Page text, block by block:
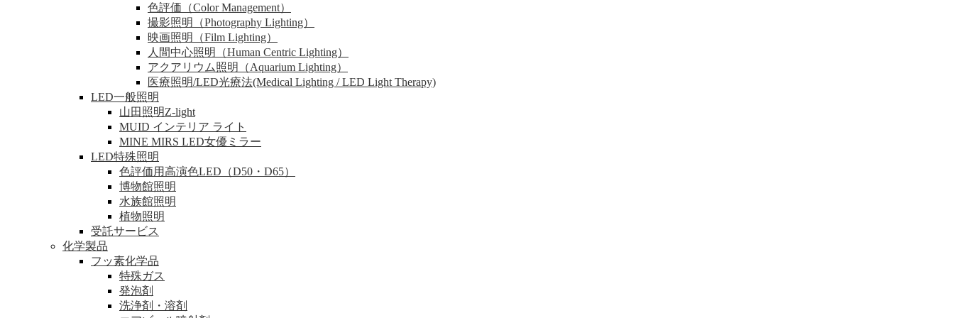
色評価（Color Management）
撮影照明（Photography Lighting）
映画照明（Film Lighting）
人間中心照明（Human Centric Lighting）
アクアリウム照明（Aquarium Lighting）
医療照明/LED光療法(Medical Lighting / LED Light Therapy)
LED一般照明
山田照明Z-light
MUID インテリア ライト
MINE MIRS LED女優ミラー
LED特殊照明
色評価用高演色LED（D50・D65）
博物館照明
水族館照明
植物照明
受託サービス
化学製品
フッ素化学品
特殊ガス
発泡剤
洗浄剤・溶剤